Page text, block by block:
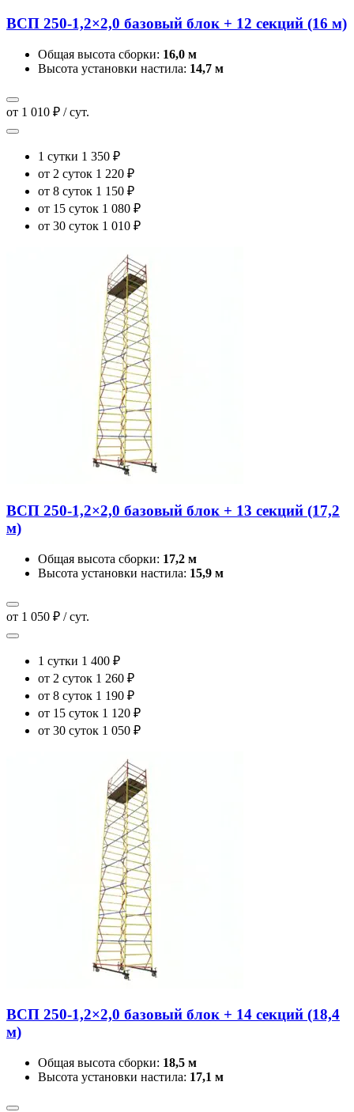
ВСП 250-1,2×2,0 базовый блок + 12 секций (16 м)
Общая высота сборки: 16,0 м
Высота установки настила: 14,7 м
от 1 010 ₽ / сут.
1 сутки 1 350 ₽
от 2 суток 1 220 ₽
от 8 суток 1 150 ₽
от 15 суток 1 080 ₽
от 30 суток 1 010 ₽
ВСП 250-1,2×2,0 базовый блок + 13 секций (17,2
м)
Общая высота сборки: 17,2 м
Высота установки настила: 15,9 м
от 1 050 ₽ / сут.
1 сутки 1 400 ₽
от 2 суток 1 260 ₽
от 8 суток 1 190 ₽
от 15 суток 1 120 ₽
от 30 суток 1 050 ₽
ВСП 250-1,2×2,0 базовый блок + 14 секций (18,4
м)
Общая высота сборки: 18,5 м
Высота установки настила: 17,1 м